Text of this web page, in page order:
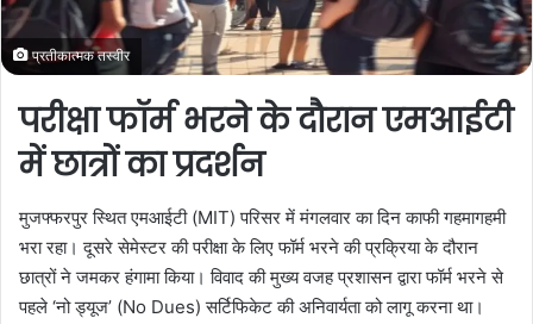
प्रतीकात्मक तस्वीर
परीक्षा फॉर्म भरने के दौरान एमआईटी
में छात्रों का प्रदर्शन
मुजफ्फरपुर स्थित एमआईटी (MIT) परिसर में मंगलवार का दिन काफी गहमागहमी
भरा रहा। दूसरे सेमेस्टर की परीक्षा के लिए फॉर्म भरने की प्रक्रिया के दौरान
छात्रों ने जमकर हंगामा किया। विवाद की मुख्य वजह प्रशासन द्वारा फॉर्म भरने से
पहले ‘नो ड्यूज’ (No Dues) सर्टिफिकेट की अनिवार्यता को लागू करना था।